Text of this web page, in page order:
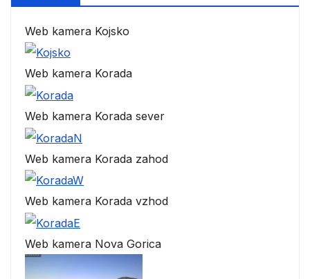
Web kamera Kojsko
Web kamera Korada
Web kamera Korada sever
Web kamera Korada zahod
Web kamera Korada vzhod
Web kamera Nova Gorica